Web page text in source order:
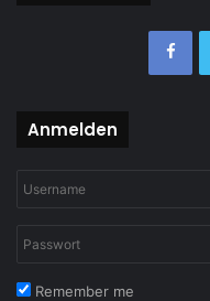
Anmelden
Remember me